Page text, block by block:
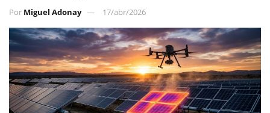
Por Miguel Adonay 17/abr/2026